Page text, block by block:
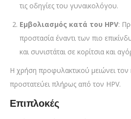
τις οδηγίες του γυναικολόγου.
Εμβολιασμός κατά του HPV:
προστασία έναντι των πιο
και συνιστάται σε κορίτσια και
Η χρήση προφυλακτικού μειώνει
προστατεύει πλήρως από τον HPV.
Επιπλοκές